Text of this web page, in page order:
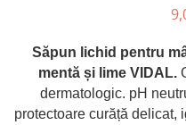
Dulciuri italiene
Biscuiti italieni
Prajituri, napolitane, cornuri
italiene
Solutii anti insecte
Periute de Dinti
Apa de Gura
Igiena intima
Absorbante
Săpun lichid pentru
mentă și lime VIDAL.
dermatologic. pH
protectoare curăță delicat,